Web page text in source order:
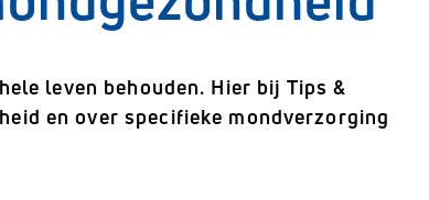
leven behouden. Hier bij Tips &
en over specifieke mondverzorging